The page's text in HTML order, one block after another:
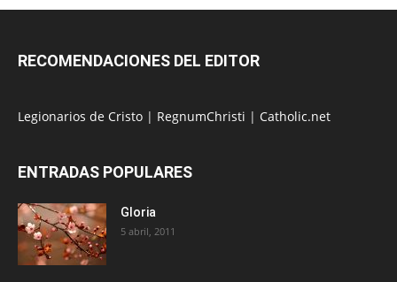
RECOMENDACIONES DEL EDITOR
Legionarios de Cristo | RegnumChristi | Catholic.net
ENTRADAS POPULARES
Gloria
5 abril, 2011